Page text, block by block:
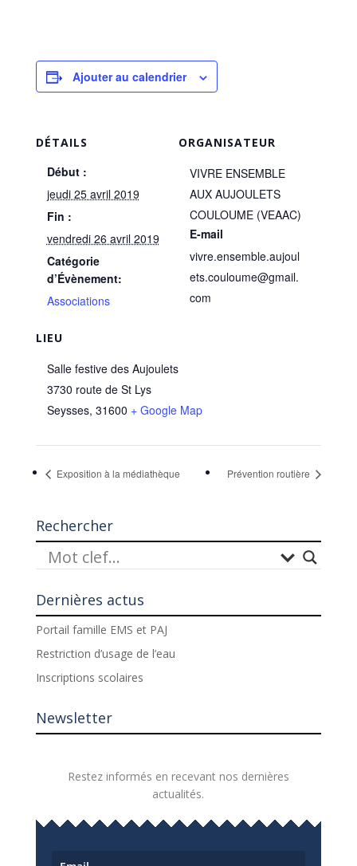
Ajouter au calendrier
DÉTAILS
Début :
jeudi 25 avril 2019
Fin :
vendredi 26 avril 2019
Catégorie
d’Évènement:
Associations
LIEU
Salle festive des Aujoulets
3730 route de St Lys
Seysses, 31600 + Google Map
ORGANISATEUR
VIVRE ENSEMBLE
AUX AUJOULETS
COULOUME (VEAAC)
E-mail
vivre.ensemble.aujoul
ets.couloume@gmail.
com
Exposition à la médiathèque Prévention routière
Rechercher
Dernières actus
Portail famille EMS et PAJ
Restriction d’usage de l’eau
Inscriptions scolaires
Newsletter
Restez informés en recevant nos dernières
actualités.